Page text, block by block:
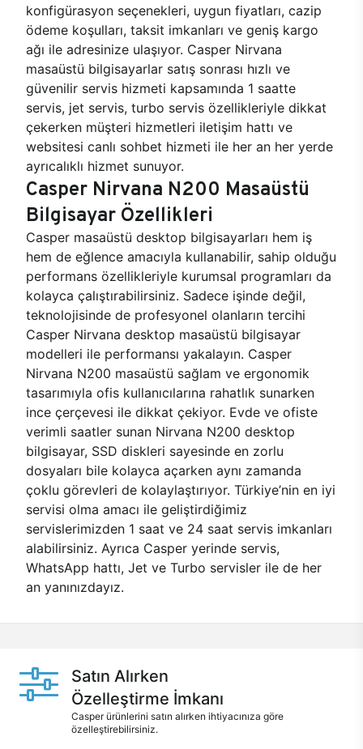
konfigürasyon seçenekleri, uygun fiyatları, cazip
ödeme koşulları, taksit imkanları ve geniş kargo
ağı ile adresinize ulaşıyor. Casper Nirvana
masaüstü bilgisayarlar satış sonrası hızlı ve
güvenilir servis hizmeti kapsamında 1 saatte
servis, jet servis, turbo servis özellikleriyle dikkat
çekerken müşteri hizmetleri iletişim hattı ve
websitesi canlı sohbet hizmeti ile her an her yerde
ayrıcalıklı hizmet sunuyor.
Casper Nirvana N200 Masaüstü
Bilgisayar Özellikleri
Casper masaüstü desktop bilgisayarları hem iş
hem de eğlence amacıyla kullanabilir, sahip olduğu
performans özellikleriyle kurumsal programları da
kolayca çalıştırabilirsiniz. Sadece işinde değil,
teknolojisinde de profesyonel olanların tercihi
Casper Nirvana desktop masaüstü bilgisayar
modelleri ile performansı yakalayın. Casper
Nirvana N200 masaüstü sağlam ve ergonomik
tasarımıyla ofis kullanıcılarına rahatlık sunarken
ince çerçevesi ile dikkat çekiyor. Evde ve ofiste
verimli saatler sunan Nirvana N200 desktop
bilgisayar, SSD diskleri sayesinde en zorlu
dosyaları bile kolayca açarken aynı zamanda
çoklu görevleri de kolaylaştırıyor. Türkiye’nin en iyi
servisi olma amacı ile geliştirdiğimiz
servislerimizden 1 saat ve 24 saat servis imkanları
alabilirsiniz. Ayrıca Casper yerinde servis,
WhatsApp hattı, Jet ve Turbo servisler ile de her
an yanınızdayız.
Satın Alırken
Özelleştirme İmkanı
Casper ürünlerini satın alırken ihtiyacınıza göre
özelleştirebilirsiniz.